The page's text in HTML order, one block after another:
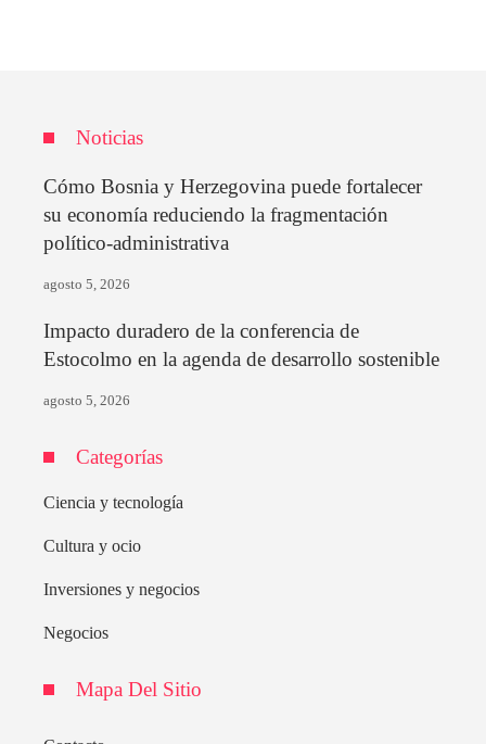
Noticias
Cómo Bosnia y Herzegovina puede fortalecer
su economía reduciendo la fragmentación
político-administrativa
agosto 5, 2026
Impacto duradero de la conferencia de
Estocolmo en la agenda de desarrollo sostenible
agosto 5, 2026
Categorías
Ciencia y tecnología
Cultura y ocio
Inversiones y negocios
Negocios
Mapa Del Sitio